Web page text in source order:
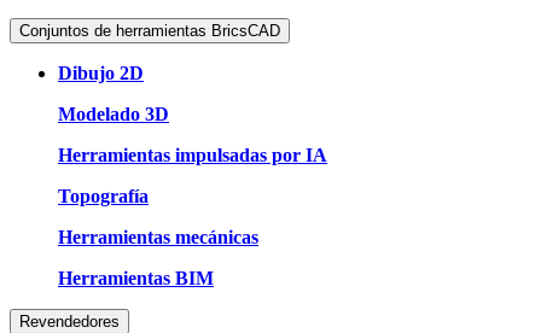
Conjuntos de herramientas BricsCAD
Dibujo 2D
Modelado 3D
Herramientas impulsadas por IA
Topografía
Herramientas mecánicas
Herramientas BIM
Revendedores